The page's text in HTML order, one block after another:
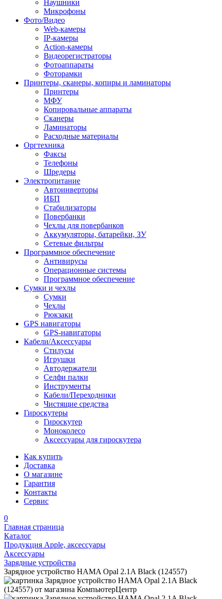
Наушники
Микрофоны
Фото/Видео
Web-камеры
IP-камеры
Action-камеры
Видеорегистраторы
Фотоаппараты
Фоторамки
Принтеры, сканеры, копиры и ламинаторы
Принтеры
МФУ
Копировальные аппараты
Сканеры
Ламинаторы
Расходные материалы
Оргтехника
Факсы
Телефоны
Шредеры
Электропитание
Автоинверторы
ИБП
Стабилизаторы
Повербанки
Чехлы для повербанков
Аккумуляторы, батарейки, ЗУ
Сетевые фильтры
Программное обеспечение
Антивирусы
Операционные системы
Программное обеспечение
Сумки и чехлы
Сумки
Чехлы
Рюкзаки
GPS навигаторы
GPS-навигаторы
Кабели/Аксессуары
Стилусы
Игрушки
Автодержатели
Селфи палки
Инструменты
Кабели/Переходники
Чистящие средства
Гироскутеры
Гироскутер
Моноколесо
Аксессуары для гироскутера
Как купить
Доставка
О магазине
Гарантия
Контакты
Сервис
0
Главная страница
Каталог
Продукция Apple, аксессуары
Аксессуары
Зарядные устройства
Зарядное устройство HAMA Opal 2.1A Black (124557)